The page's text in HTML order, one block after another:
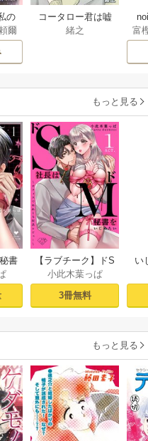
の
テ
て
男
爾
コータロー君は嘘
つき【タテヨミ】
緒之
富
もっと見る
書
オ
ろ
1
【ラブチーク】ドS
社長はドM秘書をい
じめたい～オフィ
スでぬれとろ玩具
小此木葉っぱ
3冊無料
い
もっと見る